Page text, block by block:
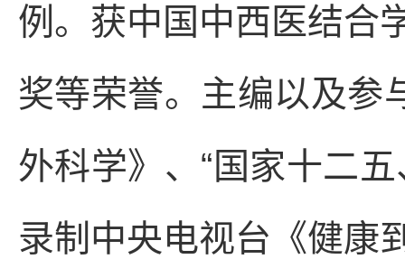
例。获中国中西医结合
奖等荣誉。主编以及参
外科学》、“国家十二
录制中央电视台《健康